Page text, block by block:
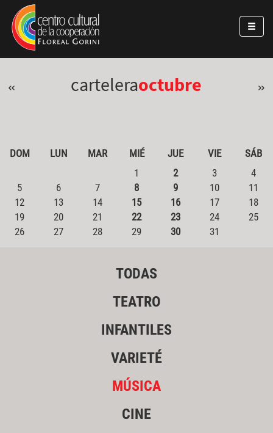
Pasar al contenido principal
Jump to main content
« carteleraoctubre »
DOM LUN MAR MIÉ JUE VIE
SÁB
1
2 3
4
5
6 7 8 9 10
11
12
13 14 15 16 17
18
19
20 21 22 23 24
25
26
27 28 29 30 31
TODAS
TEATRO
INFANTILES
VARIETÉ
MÚSICA
CINE